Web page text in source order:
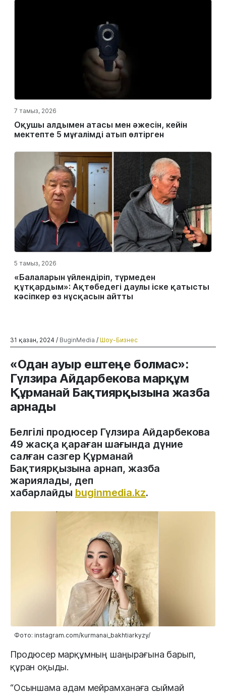
7 тамыз, 2026
Оқушы алдымен атасы мен әжесін, кейін
мектепте 5 мұғалімді атып өлтірген
5 тамыз, 2026
«Балаларын үйлендіріп, түрмеден
құтқардым»: Ақтөбедегі даулы іске қатысты
кәсіпкер өз нұсқасын айтты
31 қазан, 2024 / BuginMedia / Шоу-Бизнес
«Одан ауыр ештеңе болмас»:
Гүлзира Айдарбекова марқұм
Құрманай Бақтиярқызына жазба
арнады
Белгілі продюсер Гүлзира Айдарбекова
49 жасқа қараған шағында дүние
салған сазгер Құрманай
Бақтиярқызына арнап, жазба
жариялады, деп
хабарлайды buginmedia.kz.
Фото: instagram.com/kurmanai_bakhtiarkyzy/
Продюсер марқұмның шаңырағына барып,
құран оқыды.
“Осыншама адам мейрамханаға сыймай